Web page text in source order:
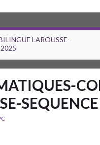
LAROUSSE-